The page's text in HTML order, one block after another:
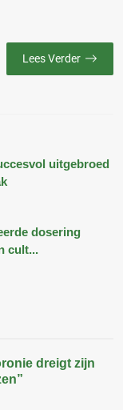
Lees Verder
uitgebroed
dosering
cult...
dreigt zijn